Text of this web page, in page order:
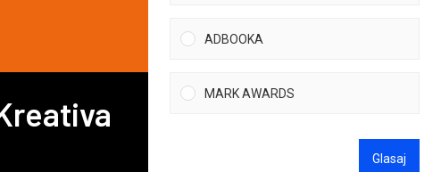
ADBOOKA
MARK AWARDS
Glasaj